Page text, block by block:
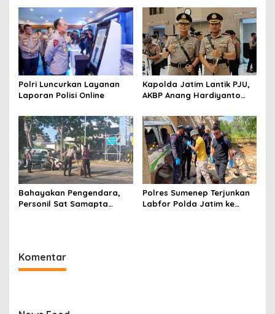
Polri Luncurkan Layanan
Laporan Polisi Online
Kapolda Jatim Lantik PJU,
AKBP Anang Hardiyanto
Bahayakan Pengendara,
Personil Sat Samapta
Polres Sumenep Terjunkan
Labfor Polda Jatim ke
Komentar